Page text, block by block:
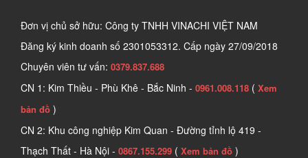
quả. Nhờ sở hữu nhiều cấp độ nhám khác nhau, sản phẩm có thể
sử dụng trên đa dạng chất liệu như gỗ, kim loại, nhựa hay sơn.
Hạt nhám (hạt mài):
khả năng mài mòn và đánh bóng. Các loại hạt mài phổ biến gồm:
đá lửa, Garnet, Emery, oxit nhôm, Silicon Carbide và Zirconia.
Keo dính: Có nhiệm vụ liên kết chắc chắn hạt mài với lớp nền.
Lớp lưng (giấy hoặc vải): Đây là phần nền giúp giữ hạt nhám
Đơn vị chủ sở hữu: Công ty TNHH VINACHI VIỆT NAM
Đăng ký kinh doanh số 2301053312. Cấp ngày 27/09/2018
Chuyên viên tư vấn: 0379.837.688
CN 1: Kim Thiều - Phù Khê - Bắc Ninh - 0961.008.118 ( Xem
bản đồ )
CN 2: Khu công nghiệp Kim Quan - Đường tỉnh lộ 419 -
Thạch Thất - Hà Nội - 0867.155.299 ( Xem bản đồ )